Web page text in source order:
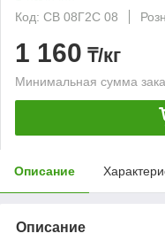
Код: СВ 08Г2С 08
1 160 ₸/кг
Минимальная сумма
Описание
Описание